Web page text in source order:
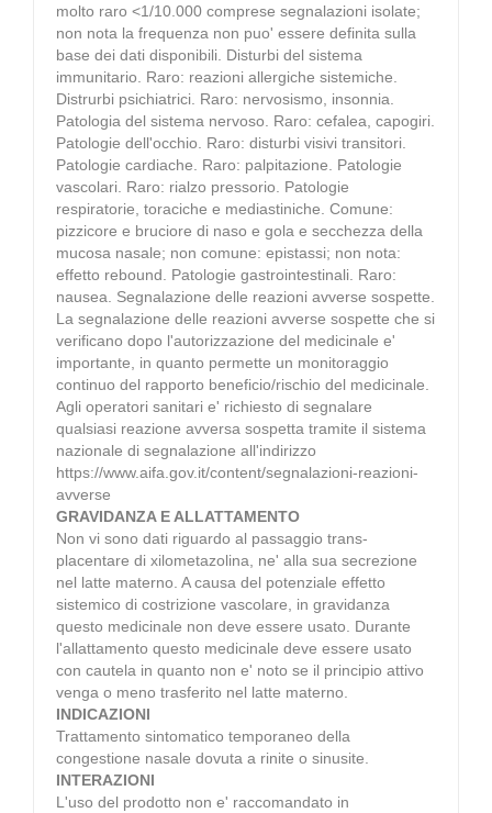
molto raro <1/10.000 comprese segnalazioni isolate;
non nota la frequenza non puo' essere definita sulla
base dei dati disponibili. Disturbi del sistema
immunitario. Raro: reazioni allergiche sistemiche.
Distrurbi psichiatrici. Raro: nervosismo, insonnia.
Patologia del sistema nervoso. Raro: cefalea, capogiri.
Patologie dell'occhio. Raro: disturbi visivi transitori.
Patologie cardiache. Raro: palpitazione. Patologie
vascolari. Raro: rialzo pressorio. Patologie
respiratorie, toraciche e mediastiniche. Comune:
pizzicore e bruciore di naso e gola e secchezza della
mucosa nasale; non comune: epistassi; non nota:
effetto rebound. Patologie gastrointestinali. Raro:
nausea. Segnalazione delle reazioni avverse sospette.
La segnalazione delle reazioni avverse sospette che si
verificano dopo l'autorizzazione del medicinale e'
importante, in quanto permette un monitoraggio
continuo del rapporto beneficio/rischio del medicinale.
Agli operatori sanitari e' richiesto di segnalare
qualsiasi reazione avversa sospetta tramite il sistema
nazionale di segnalazione all'indirizzo
https://www.aifa.gov.it/content/segnalazioni-reazioni-
avverse
GRAVIDANZA E ALLATTAMENTO
Non vi sono dati riguardo al passaggio trans-
placentare di xilometazolina, ne' alla sua secrezione
nel latte materno. A causa del potenziale effetto
sistemico di costrizione vascolare, in gravidanza
questo medicinale non deve essere usato. Durante
l'allattamento questo medicinale deve essere usato
con cautela in quanto non e' noto se il principio attivo
venga o meno trasferito nel latte materno.
INDICAZIONI
Trattamento sintomatico temporaneo della
congestione nasale dovuta a rinite o sinusite.
INTERAZIONI
L'uso del prodotto non e' raccomandato in